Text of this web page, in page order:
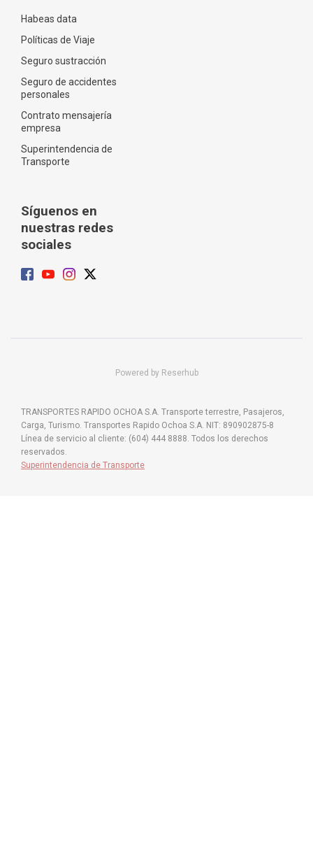
Habeas data
Políticas de Viaje
Seguro sustracción
Seguro de accidentes
personales
Contrato mensajería
empresa
Superintendencia de
Transporte
Síguenos en
nuestras redes
sociales
Powered by Reserhub
TRANSPORTES RAPIDO OCHOA S.A. Transporte terrestre, Pasajeros,
Carga, Turismo. Transportes Rapido Ochoa S.A. NIT: 890902875-8
Línea de servicio al cliente: (604) 444 8888. Todos los derechos
reservados.
Superintendencia de Transporte